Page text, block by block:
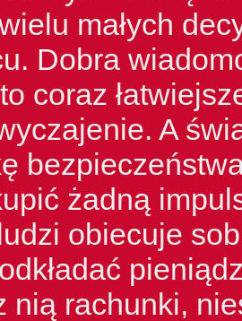
małych
Dobra
coraz
A
żadną
obiecuje
nią rachunki,